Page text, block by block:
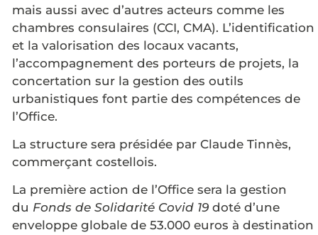
mais aussi avec d’autres acteurs comme les
chambres consulaires (CCI, CMA). L’identification
et la valorisation des locaux vacants,
l’accompagnement des porteurs de projets, la
concertation sur la gestion des outils
urbanistiques font partie des compétences de
l’Office.
La structure sera présidée par Claude Tinnès,
commerçant costellois.
La première action de l’Office sera la gestion
du Fonds de Solidarité Covid 19 doté d’une
enveloppe globale de 53.000 euros à destination